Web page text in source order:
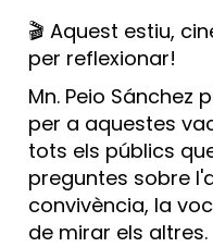
🎬 Aquest estiu,
per reflexionar!
Mn. Peio Sánchez
per a aquestes
tots els públics
preguntes sobre
convivència, la
de mirar els altres.